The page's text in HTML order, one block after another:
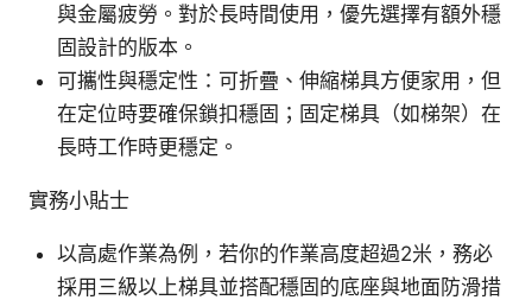
與金屬疲勞。對於長時間使用，優先選擇有額外穩
固設計的版本。
可攜性與穩定性：可折疊、伸縮梯具方便家用，但
在定位時要確保鎖扣穩固；固定梯具（如梯架）在
長時工作時更穩定。
實務小貼士
以高處作業為例，若你的作業高度超過2米，務必
採用三級以上梯具並搭配穩固的底座與地面防滑措